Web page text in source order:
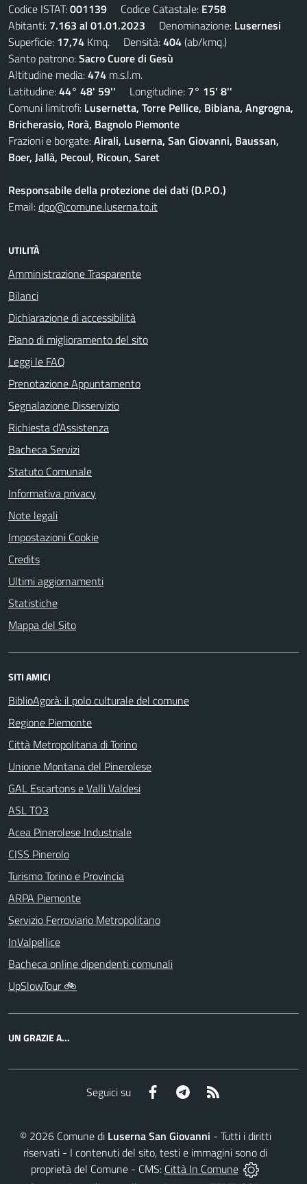
Codice ISTAT:001139 Codice Catastale: E758
Abitanti: 7.163 al 01.01.2023 Denominazione: Lusernesi
Superficie: 17,74 Kmq. Densità:404(ab/kmq.)
Santo patrono:Sacro Cuore di Gesù
Altitudine media:474 m.s.l.m.
Latitudine:44° 48' 59'' Longitudine: 7° 15' 8''
Comuni limitrofi: Lusernetta, Torre Pellice, Bibiana, Angrogna,
Bricherasio, Rorà, Bagnolo Piemonte
Frazioni e borgate:Airali, Luserna, San Giovanni, Baussan,
Boer, Jallà, Pecoul, Ricoun, Saret
Responsabile della protezione dei dati (D.P.O.)
Email:dpo@comune.luserna.to.it
UTILITÀ
Amministrazione Trasparente
Bilanci
Dichiarazione di accessibilità
Piano di miglioramento del sito
Leggi le FAQ
Prenotazione Appuntamento
Segnalazione Disservizio
Richiesta d'Assistenza
Bacheca Servizi
Statuto Comunale
Informativa privacy
Note legali
Impostazioni Cookie
Credits
Ultimi aggiornamenti
Statistiche
Mappa del Sito
SITI AMICI
BiblioAgorà: il polo culturale del comune
Regione Piemonte
Città Metropolitana di Torino
Unione Montana del Pinerolese
GAL Escartons e Valli Valdesi
ASL TO3
Acea Pinerolese Industriale
CISS Pinerolo
Turismo Torino e Provincia
ARPA Piemonte
Servizio Ferroviario Metropolitano
InValpellice
Bacheca online dipendenti comunali
UpSlowTour 🚲
UN GRAZIE A...
Seguici su Facebook Telegram
© 2026Comune di Luserna San Giovanni - Tutti i diritti
riservati - I contenuti del sito, testi e immagini sono di
proprietà del Comune - CMS: Città In Comune